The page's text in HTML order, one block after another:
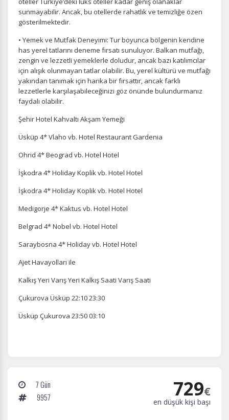
sunmayabilir. Ancak, bu otellerde rahatlık ve temizliğe özen
gösterilmektedir.
• Yemek ve Mutfak Deneyimi: Tur boyunca bölgenin kendine
has yerel tatlarını deneme fırsatı sunuluyor. Balkan mutfağı,
zengin ve lezzetli yemeklerle doludur, ancak bazı katılımcılar
için alışık olunmayan tatlar olabilir. Bu, yerel kültürü ve mutfağı
yakından tanımak için harika bir fırsattır, ancak farklı
lezzetlerle karşılaşabileceğinizi göz önünde bulundurmanız
faydalı olabilir.
Şehir Hotel Kahvaltı Akşam Yemeği
Üsküp 4* Vlaho vb. Hotel Restaurant Gardenia
Ohrid 4* Beograd vb. Hotel Hotel
İşkodra 4* Holiday Koplik vb. Hotel Hotel
İşkodra 4* Holiday Koplik vb. Hotel Hotel
Medigorje 4* Kaktus vb. Hotel Hotel
Belgrad 4* Nobel vb. Hotel Hotel
Saraybosna 4* Holiday vb. Hotel Hotel
Ajet Havayolları ile
Kalkış Yeri Varış Yeri Kalkış Saati Varış Saati
Çukurova Üsküp 22:10 23:30
Üsküp Çukurova 23:50 03:10
7 Gün
9957
729€
en düşük kişi başı